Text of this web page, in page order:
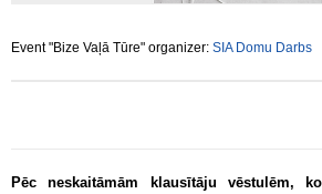
Event "Bize Vaļā Tūre" organizer: SIA Domu Darbs
Pēc neskaitāmām klausītāju vēstulēm,